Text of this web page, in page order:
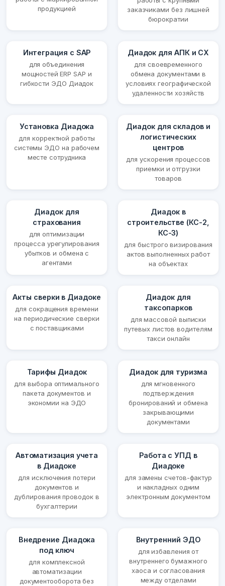
продукцией
заказчиками без лишней
бюрократии
Интеграция с SAP
для объединения
мощностей ERP SAP и
гибкости ЭДО Диадок
Диадок для АПК и СХ
для своевременного
обмена документами в
условиях географической
удаленности хозяйств
Установка Диадока
для корректной работы
системы ЭДО на рабочем
месте сотрудника
Диадок для складов и
логистических
центров
для ускорения процессов
приемки и отгрузки
товаров
Диадок для
страхования
для оптимизации
процесса урегулирования
убытков и обмена с
агентами
Диадок в
строительстве (КС-2,
КС-3)
для быстрого визирования
актов выполненных работ
на объектах
Акты сверки в Диадоке
для сокращения времени
на периодические сверки
с поставщиками
Диадок для
таксопарков
для массовой выписки
путевых листов водителям
такси онлайн
Тарифы Диадок
для выбора оптимального
пакета документов и
экономии на ЭДО
Диадок для туризма
для мгновенного
подтверждения
бронирований и обмена
закрывающими
документами
Автоматизация учета
в Диадоке
для исключения потери
документов и
дублирования проводок в
бухгалтерии
Работа с УПД в
Диадоке
для замены счетов-фактур
и накладных одним
электронным документом
Внедрение Диадока
под ключ
для комплексной
автоматизации
документооборота без
Внутренний ЭДО
для избавления от
внутреннего бумажного
хаоса и согласования
между отделами